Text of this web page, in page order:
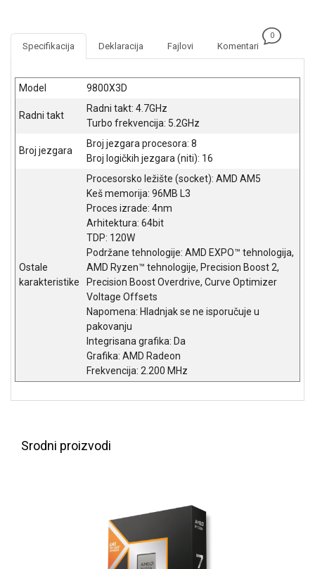
SIGURNOSNA
OPREMA
SOFTWARE
KABLOVI I
KANCELARIJSKI
PRIBOR
IGRAČKE
Specifikacija Deklaracija Fajlovi Komentari
0
Model 9800X3D
Radni takt
Radni takt: 4.7GHz
Turbo frekvencija: 5.2GHz
Broj jezgara
Broj jezgara procesora: 8
Broj logičkih jezgara (niti): 16
Ostale
karakteristike
Procesorsko ležište (socket): AMD AM5
Keš memorija: 96MB L3
Proces izrade: 4nm
Arhitektura: 64bit
TDP: 120W
Podržane tehnologije: AMD EXPO™ tehnologija,
AMD Ryzen™ tehnologije, Precision Boost 2,
Precision Boost Overdrive, Curve Optimizer
Voltage Offsets
Napomena: Hladnjak se ne isporučuje u
pakovanju
Integrisana grafika: Da
Grafika: AMD Radeon
Frekvencija: 2.200 MHz
Srodni proizvodi